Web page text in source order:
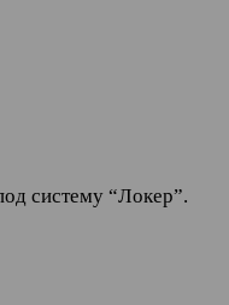
систему “Локер”.